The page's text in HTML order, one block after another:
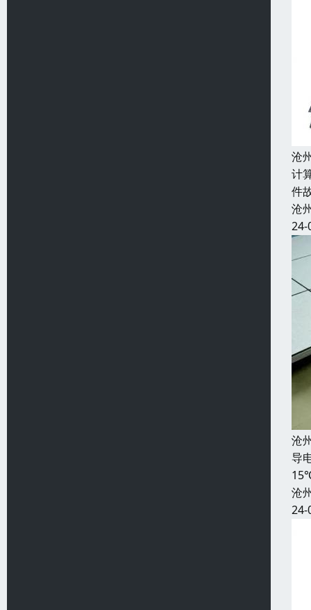
沧
计
件
沧
24-
沧
导
沧
24-